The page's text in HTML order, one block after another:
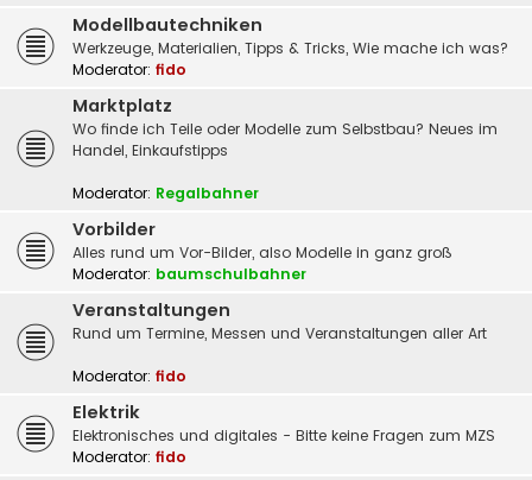
Modellbautechniken
Werkzeuge, Materialien, Tipps & Tricks, Wie mache ich was?
Moderator: fido
Marktplatz
Wo finde ich Teile oder Modelle zum Selbstbau? Neues im
Handel, Einkaufstipps
Moderator: Regalbahner
Vorbilder
Alles rund um Vor-Bilder, also Modelle in ganz groß
Moderator: baumschulbahner
Veranstaltungen
Rund um Termine, Messen und Veranstaltungen aller Art
Moderator: fido
Elektrik
Elektronisches und digitales - Bitte keine Fragen zum MZS
Moderator: fido